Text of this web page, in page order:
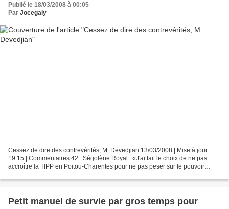
Publié le 18/03/2008 à 00:05
Par Jocegaly
Cessez de dire des contrevérités, M. Devedjian 13/03/2008 | Mise à jour :
19:15 | Commentaires 42 . Ségolène Royal : «J'ai fait le choix de ne pas
accroître la TIPP en Poitou-Charentes pour ne pas peser sur le pouvoir
Petit manuel de survie par gros temps pour